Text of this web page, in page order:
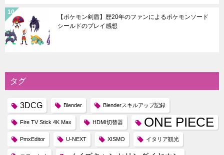
【ポケモン剣盾】歴20年のファンによるポケモンソード
シールドのプレイ感想
タグ
3DCG Blender Blenderスキルアップ記録
Fire TV Stick 4K Max HDMI切替器 ONE PIECE
PmxEditor U-NEXT XISMO イタリア観光